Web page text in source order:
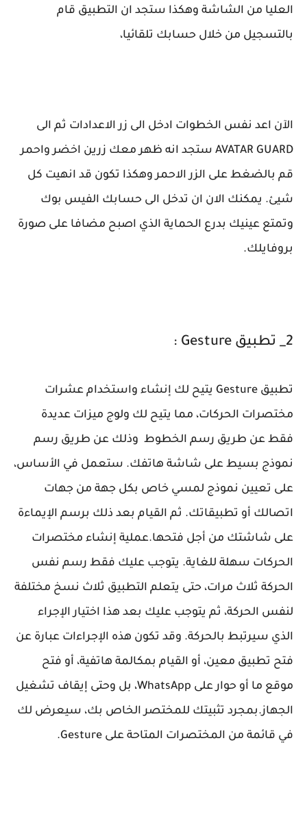
العليا من الشاشة وهكذا ستجد ان التطبيق قام
بالتسجيل من خلال حسابك تلقائيا،
الآن اعد نفس الخطوات ادخل الى زر الاعدادات ثم الى
AVATAR GUARD ستجد انه ظهر معك زرين اخضر واحمر
قم بالضغط على الزر الاحمر وهكذا تكون قد انهيت كل
شيئ. يمكنك الان ان تدخل الى حسابك الفيس بوك
وتمتع عينيك بدرع الحماية الذي اصبح مضافا على صورة
بروفايلك.
2_ تطبيق Gesture :
تطبيق Gesture يتيح لك إنشاء واستخدام عشرات
مختصرات الحركات، مما يتيح لك ولوج ميزات عديدة
فقط عن طريق رسم الخطوط وذلك عن طريق رسم
نموذج بسيط على شاشة هاتفك. ستعمل في الأساس،
على تعيين نموذج لمسي خاص بكل جهة من جهات
اتصالك أو تطبيقاتك. ثم القيام بعد ذلك برسم الإيماءة
على شاشتك من أجل فتحها.عملية إنشاء مختصرات
الحركات سهلة للغاية. يتوجب عليك فقط رسم نفس
الحركة ثلاث مرات، حتى يتعلم التطبيق ثلاث نسخ مختلفة
لنفس الحركة، ثم يتوجب عليك بعد هذا اختيار الإجراء
الذي سيرتبط بالحركة. وقد تكون هذه الإجراءات عبارة عن
فتح تطبيق معين، أو القيام بمكالمة هاتفية، أو فتح
موقع ما أو حوار على WhatsApp، بل وحتى إيقاف تشغيل
الجهاز.بمجرد تثبيتك للمختصر الخاص بك، سيعرض لك
في قائمة من المختصرات المتاحة على Gesture.